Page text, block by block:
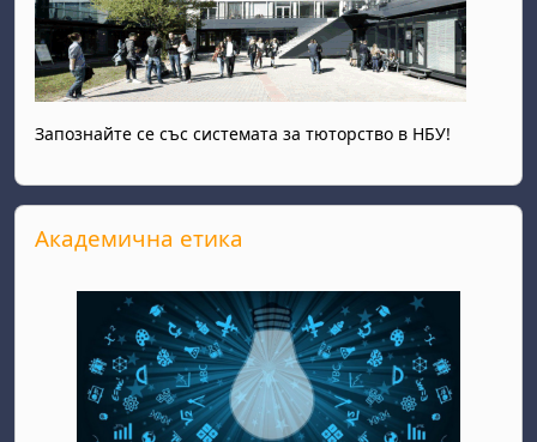
Запознайте се със системата за тюторство в НБУ!
Прескочи Академична етика
Академична етика